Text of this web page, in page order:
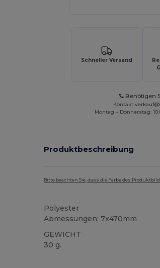
Schneller Versand
Benötigen
Kontakt
Montag – Donnerstag:
Produktbeschreibung
Bitte beachten Sie, dass die Farbe des
Polyester
Abmessungen: 7x470mm
GEWICHT
30 g.